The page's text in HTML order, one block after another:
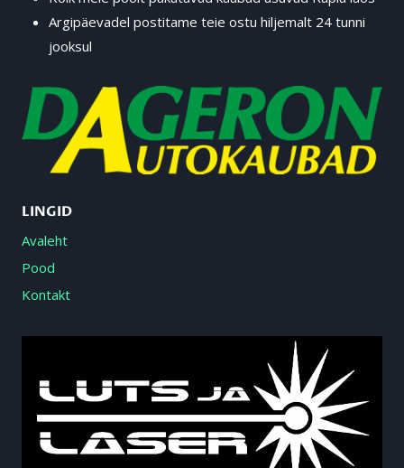
Argipäevadel postitame teie ostu hiljemalt 24 tunni
jooksul
LINGID
Avaleht
Pood
Kontakt